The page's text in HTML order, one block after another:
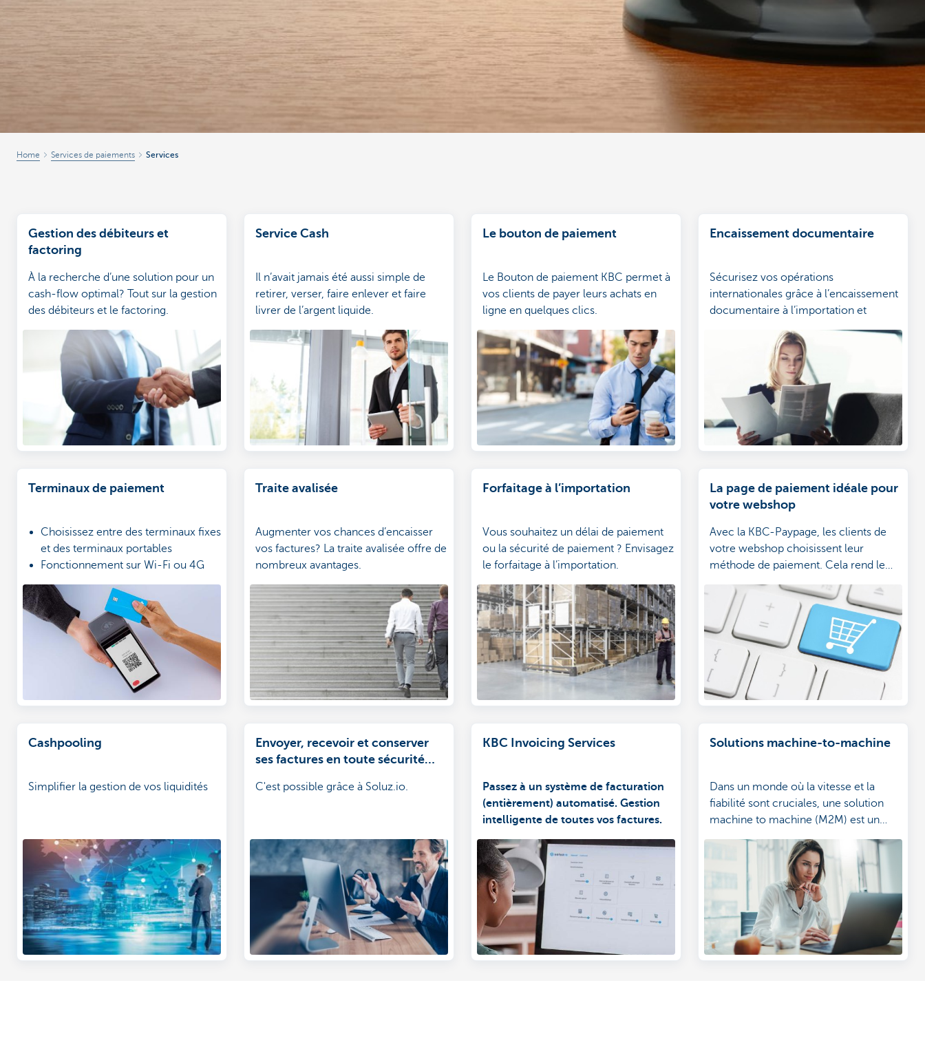
Home Services de paiements Services
Gestion des débiteurs et
factoring
À la recherche d’une solution pour un
cash-flow optimal? Tout sur la gestion
des débiteurs et le factoring.
Service Cash
Il n’avait jamais été aussi simple de
retirer, verser, faire enlever et faire
livrer de l’argent liquide.
Le bouton de paiement
Le Bouton de paiement KBC permet à
vos clients de payer leurs achats en
ligne en quelques clics.
Encaissement documentaire
Sécurisez vos opérations
internationales grâce à l’encaissement
documentaire à l’importation et
Terminaux de paiement
Choisissez entre des terminaux fixes
et des terminaux portables
Fonctionnement sur Wi-Fi ou 4G
Obtenez un aperçu clair de vos
revenus
Traite avalisée
Augmenter vos chances d’encaisser
vos factures? La traite avalisée offre de
nombreux avantages.
Forfaitage à l’importation
Vous souhaitez un délai de paiement
ou la sécurité de paiement ? Envisagez
le forfaitage à l’importation.
La page de paiement idéale pour
votre webshop
Avec la KBC-Paypage, les clients de
votre webshop choisissent leur
méthode de paiement. Cela rend le
shopping encore plus agréable et a des
avantages pour vous également.
Cashpooling
Simplifier la gestion de vos liquidités
Envoyer, recevoir et conserver
ses factures en toute sécurité
C'est possible grâce à Soluz.io.
KBC Invoicing Services
Passez à un système de facturation
(entièrement) automatisé. Gestion
intelligente de toutes vos factures.
Solutions machine-to-machine
Dans un monde où la vitesse et la
fiabilité sont cruciales, une solution
machine to machine (M2M) est un
moyen intelligent de rationaliser les
paiements.